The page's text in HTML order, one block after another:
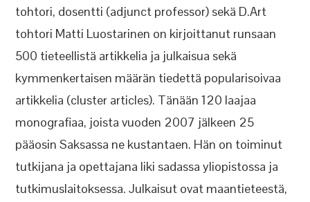
tohtori, dosentti (adjunct professor) sekä D.Art
tohtori Matti Luostarinen on kirjoittanut runsaan
500 tieteellistä artikkelia ja julkaisua sekä
kymmenkertaisen määrän tiedettä popularisoivaa
artikkelia (cluster articles). Tänään 120 laajaa
monografiaa, joista vuoden 2007 jälkeen 25
pääosin Saksassa ne kustantaen. Hän on toiminut
tutkijana ja opettajana liki sadassa yliopistossa ja
tutkimuslaitoksessa. Julkaisut ovat maantieteestä,